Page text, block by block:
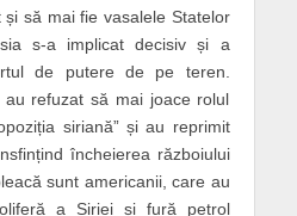
să mai fie vasalele Statelor
s-a implicat decisiv și a
de putere de pe teren.
refuzat să mai joace rolul
siriană” și au reprimit
încheierea războiului
sunt americanii, care au
a Siriei și fură petrol